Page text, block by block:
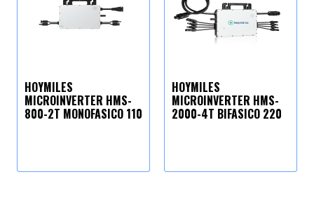
HOYMILES
MICROINVERTER HMS-
800-2T MONOFASICO 110
HOYMILES
MICROINVERTER HMS-
2000-4T BIFASICO 220